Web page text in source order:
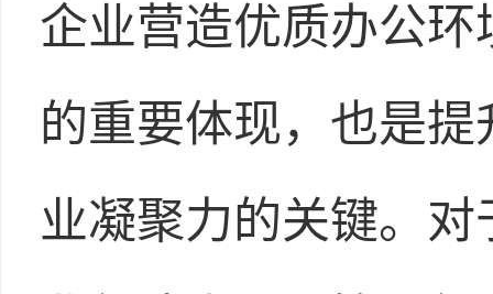
企业营造优质办公
的重要体现，也是
业凝聚力的关键。